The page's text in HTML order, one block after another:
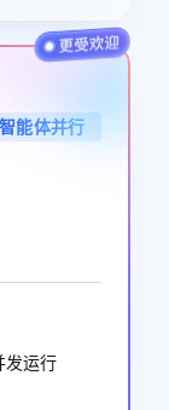
能体并行
发运行